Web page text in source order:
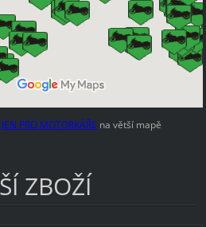
PRO MOTORKÁŘE na větší mapě
ZBOŽÍ